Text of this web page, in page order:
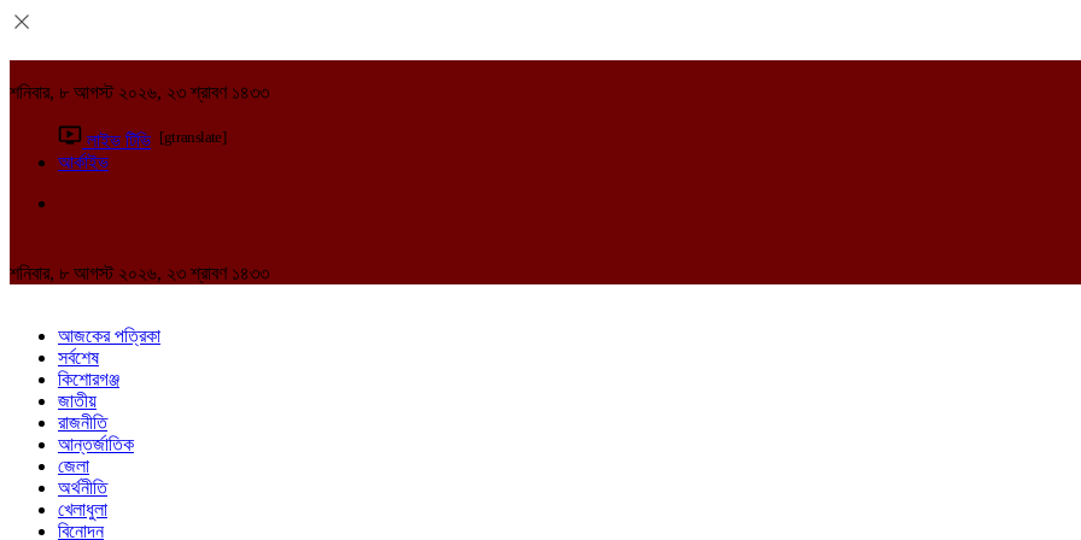
শনিবার, ৮ আগস্ট ২০২৬, ২৩ শ্রাবণ ১৪৩৩
লাইভ টিভি [gtranslate]
আর্কাইভ
শনিবার, ৮ আগস্ট ২০২৬, ২৩ শ্রাবণ ১৪৩৩
আজকের পত্রিকা
সর্বশেষ
কিশোরগঞ্জ
জাতীয়
রাজনীতি
আন্তর্জাতিক
জেলা
অর্থনীতি
খেলাধুলা
বিনোদন